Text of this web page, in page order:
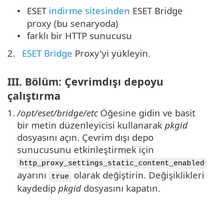
• ESET indirme sitesinden ESET Bridge
proxy (bu senaryoda)
•
farklı bir HTTP sunucusu
2.
ESET Bridge Proxy'yi yükleyin.
III. Bölüm: Çevrimdışı depoyu
çalıştırma
1. /opt/eset/bridge/etcÖğesine gidin ve basit
bir metin düzenleyicisi kullanarak pkgid
dosyasını açın. Çevrim dışı depo
sunucusunu etkinleştirmek için
http_proxy_settings_static_content_enabled
ayarını true
olarak değiştirin. Değişiklikleri
kaydedip pkgid dosyasını kapatın.